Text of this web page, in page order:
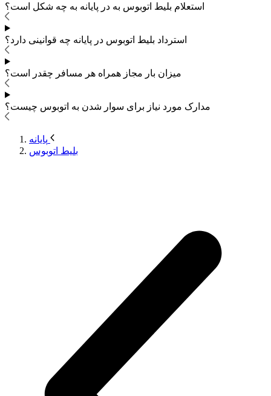
استعلام بلیط اتوبوس به در پایانه به چه شکل است؟
استرداد بلیط اتوبوس در پایانه چه قوانینی دارد؟
میزان بار مجاز همراه هر مسافر چقدر است؟
مدارک مورد نیاز برای سوار شدن به اتوبوس چیست؟
بلیط اتوبوس